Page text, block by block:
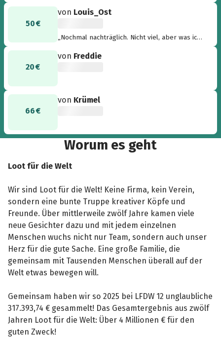
50 €
von Louis_Ost
„Nochmal nachträglich. Nicht viel, aber was ich
20 €
von Freddie
66 €
von Krümel
Worum es geht
Loot für die Welt
Wir sind Loot für die Welt! Keine Firma, kein Verein,
sondern eine bunte Truppe kreativer Köpfe und
Freunde. Über mittlerweile zwölf Jahre kamen viele
neue Gesichter dazu und mit jedem einzelnen
Menschen wuchs nicht nur Team, sondern auch unser
Herz für die gute Sache. Eine große Familie, die
gemeinsam mit Tausenden Menschen überall auf der
Welt etwas bewegen will.
Gemeinsam haben wir so 2025 bei LFDW 12 unglaubliche
317.393,74 € gesammelt! Das Gesamtergebnis aus zwölf
Jahren Loot für die Welt: Über 4 Millionen € für den
guten Zweck!